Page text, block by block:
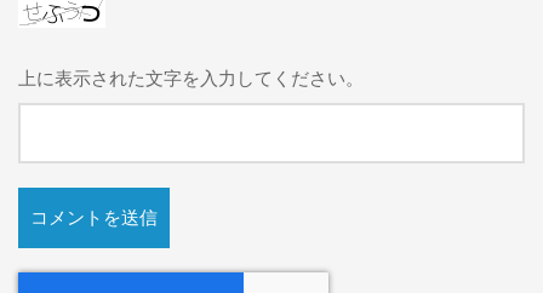
上に表示された文字を入力してください。